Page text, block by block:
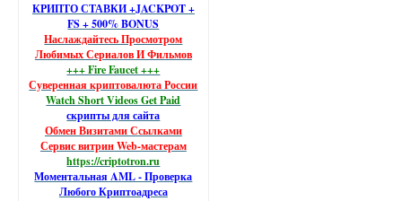
КРИПТО СТАВКИ +JACKPOT +
FS + 500% BONUS
Наслаждайтесь Просмотром
Любимых Сериалов И Фильмов
+++ Fire Faucet +++
Суверенная криптовалюта России
Watch Short Videos Get Paid
скрипты для сайта
Обмен Визитами Ссылками
Сервис витрин Web-мастерам
https://criptotron.ru
Моментальная AML - Проверка
Любого Криптоадреса